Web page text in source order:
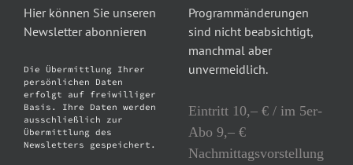
Hier können Sie unseren
Newsletter abonnieren
Die Übermittlung Ihrer
persönlichen Daten
erfolgt auf freiwilliger
Basis. Ihre Daten werden
ausschließlich zur
Übermittlung des
Newsletters gespeichert.
Programmänderungen
sind nicht beabsichtigt,
manchmal aber
unvermeidlich.
Eintritt 10,– € / im 5er-
Abo 9,– €
Nachmittagsvorstellung